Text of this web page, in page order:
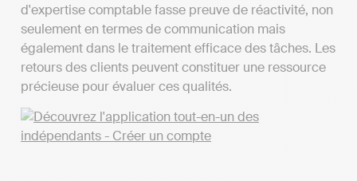
d'expertise comptable fasse preuve de réactivité, non
seulement en termes de communication mais
également dans le traitement efficace des tâches. Les
retours des clients peuvent constituer une ressource
précieuse pour évaluer ces qualités.